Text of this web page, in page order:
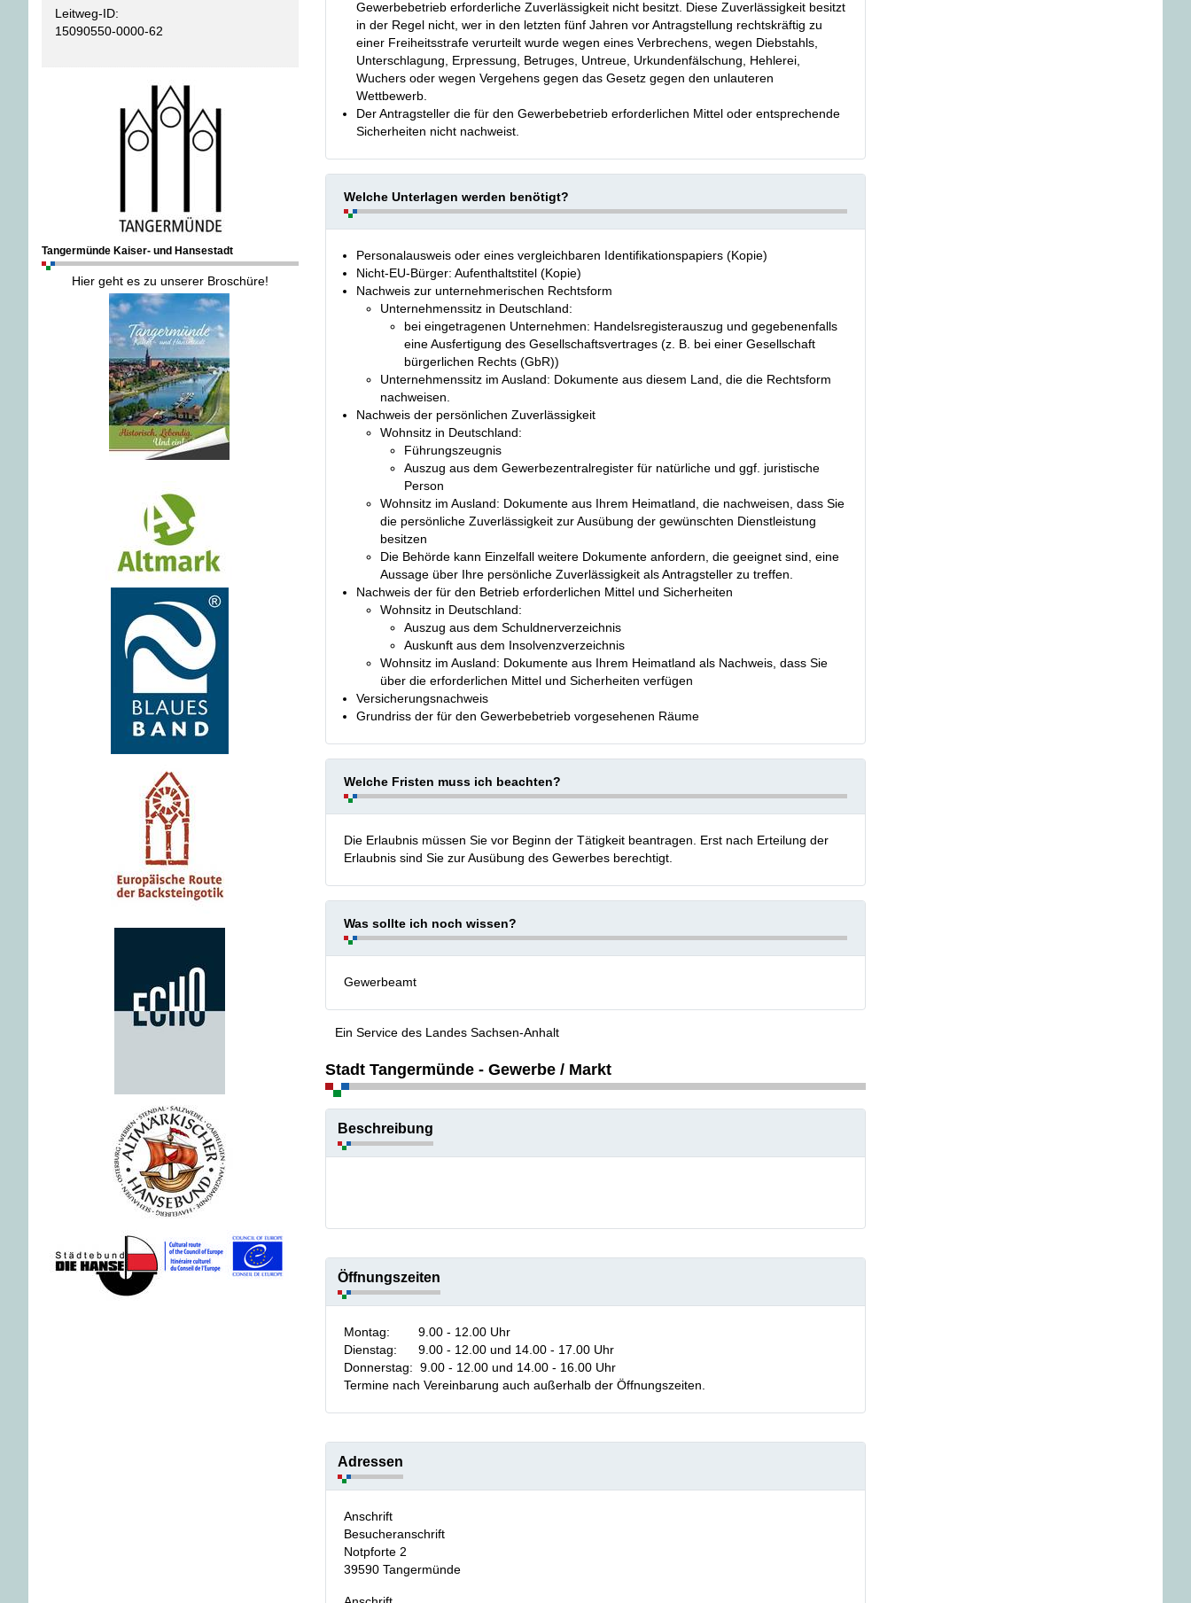
Gewerbebetrieb erforderliche Zuverlässigkeit nicht besitzt. Diese Zuverlässigkeit besitzt
in der Regel nicht, wer in den letzten fünf Jahren vor Antragstellung rechtskräftig zu
einer Freiheitsstrafe verurteilt wurde wegen eines Verbrechens, wegen Diebstahls,
Unterschlagung, Erpressung, Betruges, Untreue, Urkundenfälschung, Hehlerei,
Wuchers oder wegen Vergehens gegen das Gesetz gegen den unlauteren
Wettbewerb.
Der Antragsteller die für den Gewerbebetrieb erforderlichen Mittel oder entsprechende
Sicherheiten nicht nachweist.
Welche Unterlagen werden benötigt?
Personalausweis oder eines vergleichbaren Identifikationspapiers (Kopie)
Nicht-EU-Bürger: Aufenthaltstitel (Kopie)
Nachweis zur unternehmerischen Rechtsform
Unternehmenssitz in Deutschland:
bei eingetragenen Unternehmen: Handelsregisterauszug und gegebenenfalls
eine Ausfertigung des Gesellschaftsvertrages (z. B. bei einer Gesellschaft
bürgerlichen Rechts (GbR))
Unternehmenssitz im Ausland: Dokumente aus diesem Land, die die Rechtsform
nachweisen.
Nachweis der persönlichen Zuverlässigkeit
Wohnsitz in Deutschland:
Führungszeugnis
Auszug aus dem Gewerbezentralregister für natürliche und ggf. juristische
Person
Wohnsitz im Ausland: Dokumente aus Ihrem Heimatland, die nachweisen, dass Sie
die persönliche Zuverlässigkeit zur Ausübung der gewünschten Dienstleistung
besitzen
Die Behörde kann Einzelfall weitere Dokumente anfordern, die geeignet sind, eine
Aussage über Ihre persönliche Zuverlässigkeit als Antragsteller zu treffen.
Nachweis der für den Betrieb erforderlichen Mittel und Sicherheiten
Wohnsitz in Deutschland:
Auszug aus dem Schuldnerverzeichnis
Auskunft aus dem Insolvenzverzeichnis
Wohnsitz im Ausland: Dokumente aus Ihrem Heimatland als Nachweis, dass Sie
über die erforderlichen Mittel und Sicherheiten verfügen
Versicherungsnachweis
Grundriss der für den Gewerbebetrieb vorgesehenen Räume
Welche Fristen muss ich beachten?
Die Erlaubnis müssen Sie vor Beginn der Tätigkeit beantragen. Erst nach Erteilung der
Erlaubnis sind Sie zur Ausübung des Gewerbes berechtigt.
Was sollte ich noch wissen?
Gewerbeamt
Ein Service des Landes Sachsen-Anhalt
Stadt Tangermünde - Gewerbe / Markt
Beschreibung
Öffnungszeiten
Montag: 9.00 - 12.00 Uhr
Dienstag: 9.00 - 12.00 und 14.00 - 17.00 Uhr
Donnerstag: 9.00 - 12.00 und 14.00 - 16.00 Uhr
Termine nach Vereinbarung auch außerhalb der Öffnungszeiten.
Adressen
Anschrift
Besucheranschrift
Notpforte 2
39590 Tangermünde
Leitweg-ID:
15090550-0000-62
Tangermünde Kaiser- und Hansestadt
Hier geht es zu unserer Broschüre!